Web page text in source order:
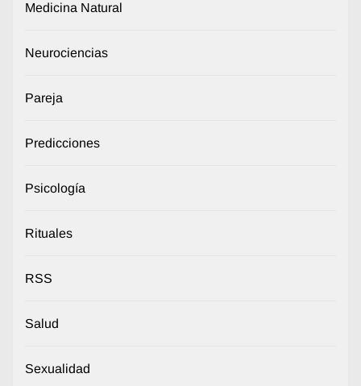
Medicina Natural
Neurociencias
Pareja
Predicciones
Psicología
Rituales
RSS
Salud
Sexualidad